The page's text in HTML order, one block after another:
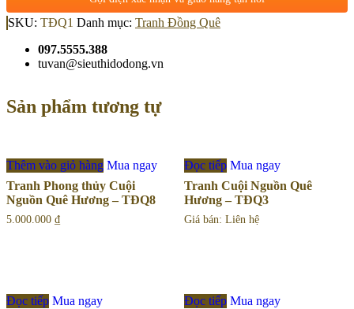
SKU: TĐQ1 Danh mục: Tranh Đồng Quê
097.5555.388
tuvan@sieuthidodong.vn
Sản phẩm tương tự
Thêm vào giỏ hàng Mua ngay
Tranh Phong thủy Cuội
Nguồn Quê Hương – TĐQ8
5.000.000 ₫
Đọc tiếp Mua ngay
Tranh Cuội Nguồn Quê
Hương – TĐQ3
Giá bán: Liên hệ
Đọc tiếp Mua ngay
Đọc tiếp Mua ngay